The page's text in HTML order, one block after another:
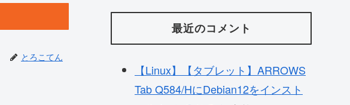
とろこてん
最近のコメント
【Linux】【タブレット】ARROWS
Tab Q584/HにDebian12をインスト